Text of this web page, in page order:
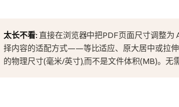
太长不看: 直接在浏览器中把PDF页面尺寸调整
择内容的适配方式——等比适应、原大居中或拉
的物理尺寸(毫米/英寸),而不是文件体积(MB)。无